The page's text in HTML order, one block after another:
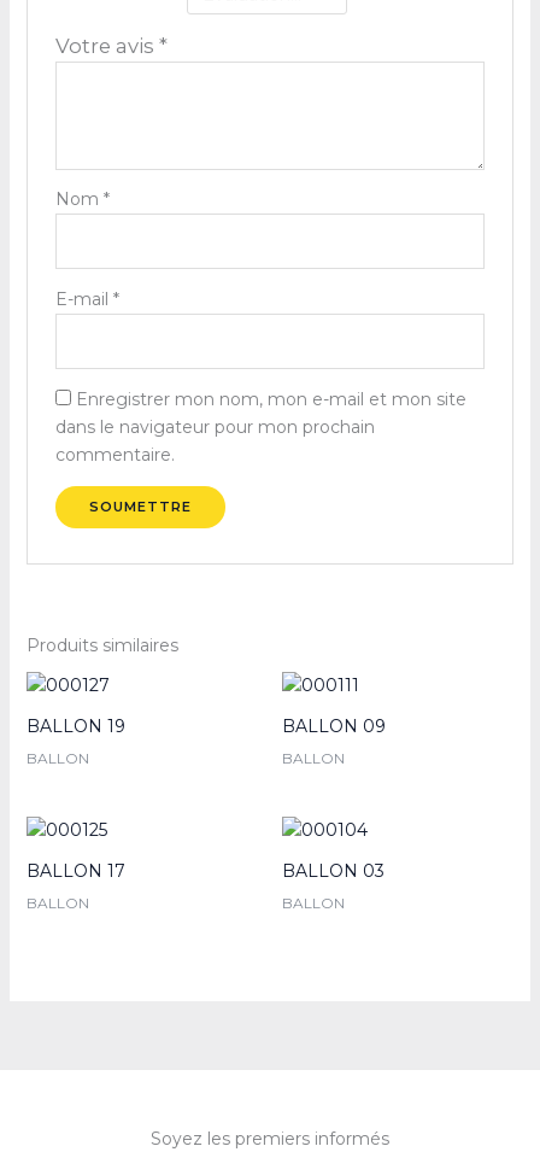
Votre avis *
Nom *
E-mail *
Enregistrer mon nom, mon e-mail et mon site
dans le navigateur pour mon prochain
commentaire.
Produits similaires
BALLON 19
BALLON
BALLON 09
BALLON
BALLON 17
BALLON
BALLON 03
BALLON
Soyez les premiers informés